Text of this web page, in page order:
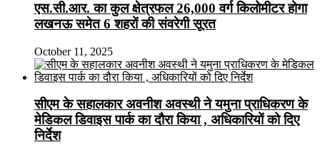
एस.सी.आर. का कुल क्षेत्रफल 26,000 वर्ग किलोमीटर होगा
लखनऊ समेत 6 शहरों की संवरेगी सूरत
October 11, 2025
सीएम के सहालकार अवनीश अवस्थी ने यमुना प्राधिकरण के
मेडिकल डिवाइस पार्क का दौरा किया , अधिकारियों को दिए
निर्देश